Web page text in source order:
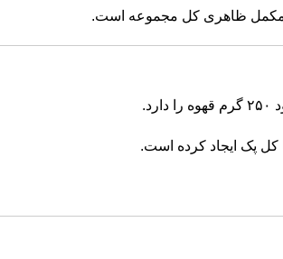
مکمل ظاهری کل مجموعه است.
کل پک ایجاد کرده است.